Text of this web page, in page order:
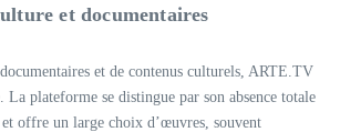
et documentaires
et de contenus culturels, ARTE.TV
La plateforme se distingue par son absence totale
offre un large choix d’œuvres, souvent